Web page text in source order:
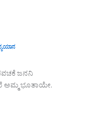
ಜನನಿ
ಅಮ್ಮ ಭೂತಾಯೇ.